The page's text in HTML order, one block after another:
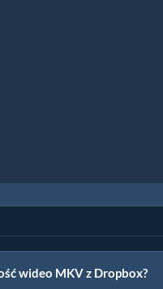
wideo MKV z Dropbox?